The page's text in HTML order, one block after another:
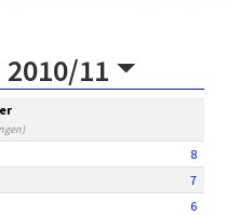
2010/11
8
7
6